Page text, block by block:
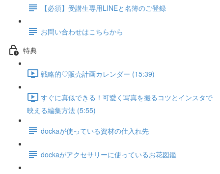
【必須】受講生専用LINEと名簿のご登録
お問い合わせはこちらから
特典
戦略的♡販売計画カレンダー (15:39)
すぐに真似できる！可愛く写真を撮るコツとインスタで
映える編集方法 (5:55)
dockaが使っている資材の仕入れ先
dockaがアクセサリーに使っているお花図鑑